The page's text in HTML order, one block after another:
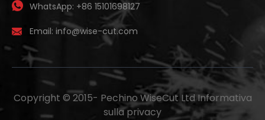
WhatsApp: +86 15101698127
Email: info@wise-cut.com
Copyright © 2015- Pechino WiseCut LtdInformativa
sulla privacy